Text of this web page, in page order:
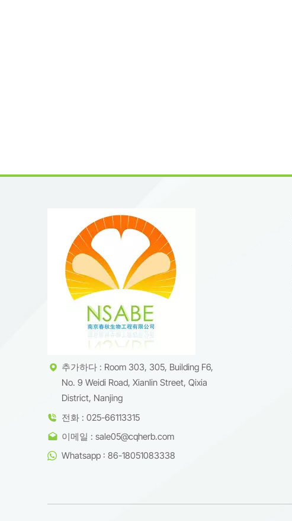
추가하다 : Room 303, 305, Building F6,
No. 9 Weidi Road, Xianlin Street, Qixia
District, Nanjing
전화 : 025-66113315
이메일 : sale05@cqherb.com
Whatsapp : 86-18051083338